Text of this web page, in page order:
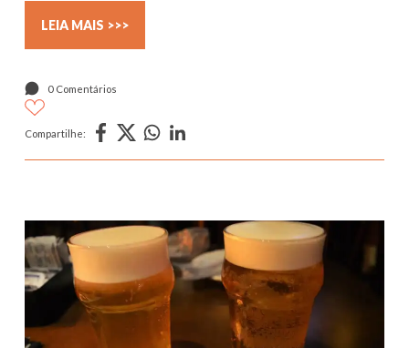
LEIA MAIS >>>
0 Comentários
Compartilhe: